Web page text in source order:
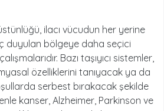
ilacı vücudun her yerine
duyulan bölgeye daha seçici
Bazı taşıyıcı sistemler,
özelliklerini tanıyacak ya da
serbest bırakacak şekilde
kanser, Alzheimer, Parkinson ve